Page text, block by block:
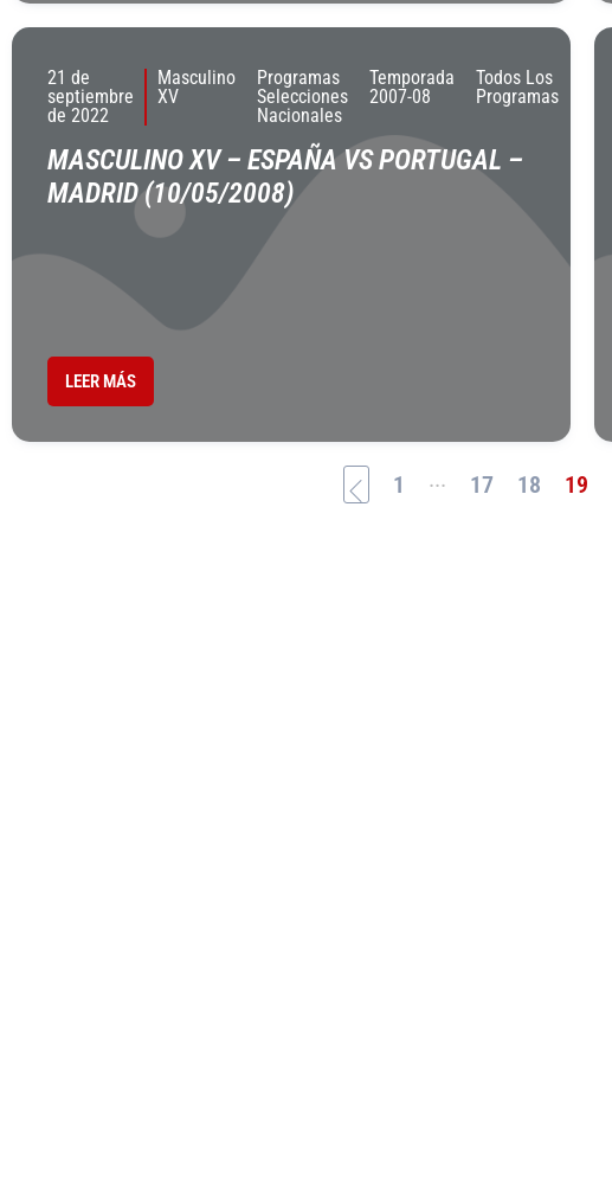
21 de
septiembre
de 2022
Masculino
XV
Programas
Selecciones
Nacionales
Temporada
2007-08
Todos Los
Programas
MASCULINO XV – ESPAÑA VS PORTUGAL –
MADRID (10/05/2008)
LEER MÁS
1 ... 17 18 19